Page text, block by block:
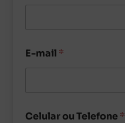
E-mail *
Celular ou Telefone*